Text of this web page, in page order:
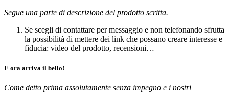
Segue una parte di descrizione del prodotto scritta.
Se scegli di contattare per messaggio e non telefonando sfrutta
la possibilità di mettere dei link che possano creare interesse e
fiducia: video del prodotto, recensioni…
E ora arriva il bello!
Come detto prima assolutamente senza impegno e i nostri